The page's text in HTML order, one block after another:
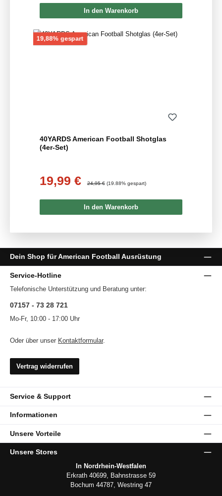
In den Warenkorb
19,88% gespartRabatt
40YARDS American Football Shotglas
(4er-Set)
Verkaufspreis:
19,99 € 24,95 € (19.88% gespart)
In den Warenkorb
Dein Shop für American Football Ausrüstung
Service-Hotline
Telefonische Unterstützung und Beratung unter:
07157 - 73 28 721
Mo-Fr, 10:00 - 17:00 Uhr
Oder über unser Kontaktformular.
Vertrag widerrufen
Service & Support
Informationen
Unsere Vorteile
Unsere Stores
In Nordrhein-Westfalen
Erkrath 40699, Bahnstrasse 59
Bochum 44787, Westring 47